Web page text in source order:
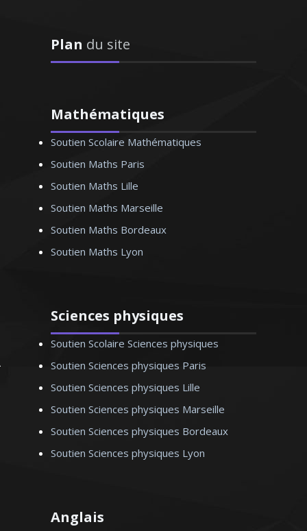
J’enseigne l'économie et la gestion au
sein de l’éducation nationale depuis
classes du lycée (de la première à la
terminale) que pour les étudiants du
supérieur (BTS, DUT et licence). Rendre
les mathématiques accessibles et
Plan du site
Mathématiques
Soutien Scolaire Mathématiques
Soutien Maths Paris
Soutien Maths Lille
Soutien Maths Marseille
Soutien Maths Bordeaux
Soutien Maths Lyon
Sciences physiques
Soutien Scolaire Sciences physiques
Soutien Sciences physiques Paris
Soutien Sciences physiques Lille
Soutien Sciences physiques Marseille
Soutien Sciences physiques Bordeaux
Soutien Sciences physiques Lyon
Anglais